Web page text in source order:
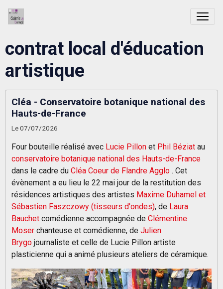
contrat local d'éducation
artistique
Cléa - Conservatoire botanique national des
Hauts-de-France
Le 07/07/2026
Four bouteille réalisé avec Lucie Pillon et Phil Béziat au
conservatoire botanique national des Hauts-de-France
dans le cadre du Cléa Coeur de Flandre Agglo . Cet
évènement a eu lieu le 22 mai jour de la restitution des
résidences artistiques des artistes Maxime Duhamel et
Sébastien Faszczowy (tisseurs d'ondes), de Laura
Bauchet comédienne accompagnée de Clémentine
Moser chanteuse et comédienne, de Julien
Brygo journaliste et celle de Lucie Pillon artiste
plasticienne qui a animé plusieurs ateliers de céramique.